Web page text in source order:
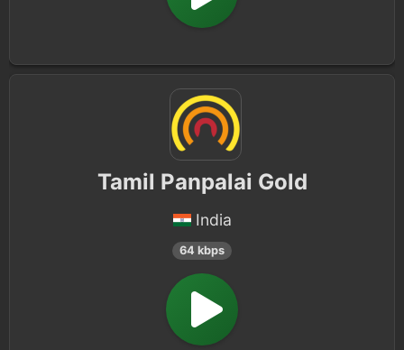
Tamil Panpalai Gold
India
64 kbps